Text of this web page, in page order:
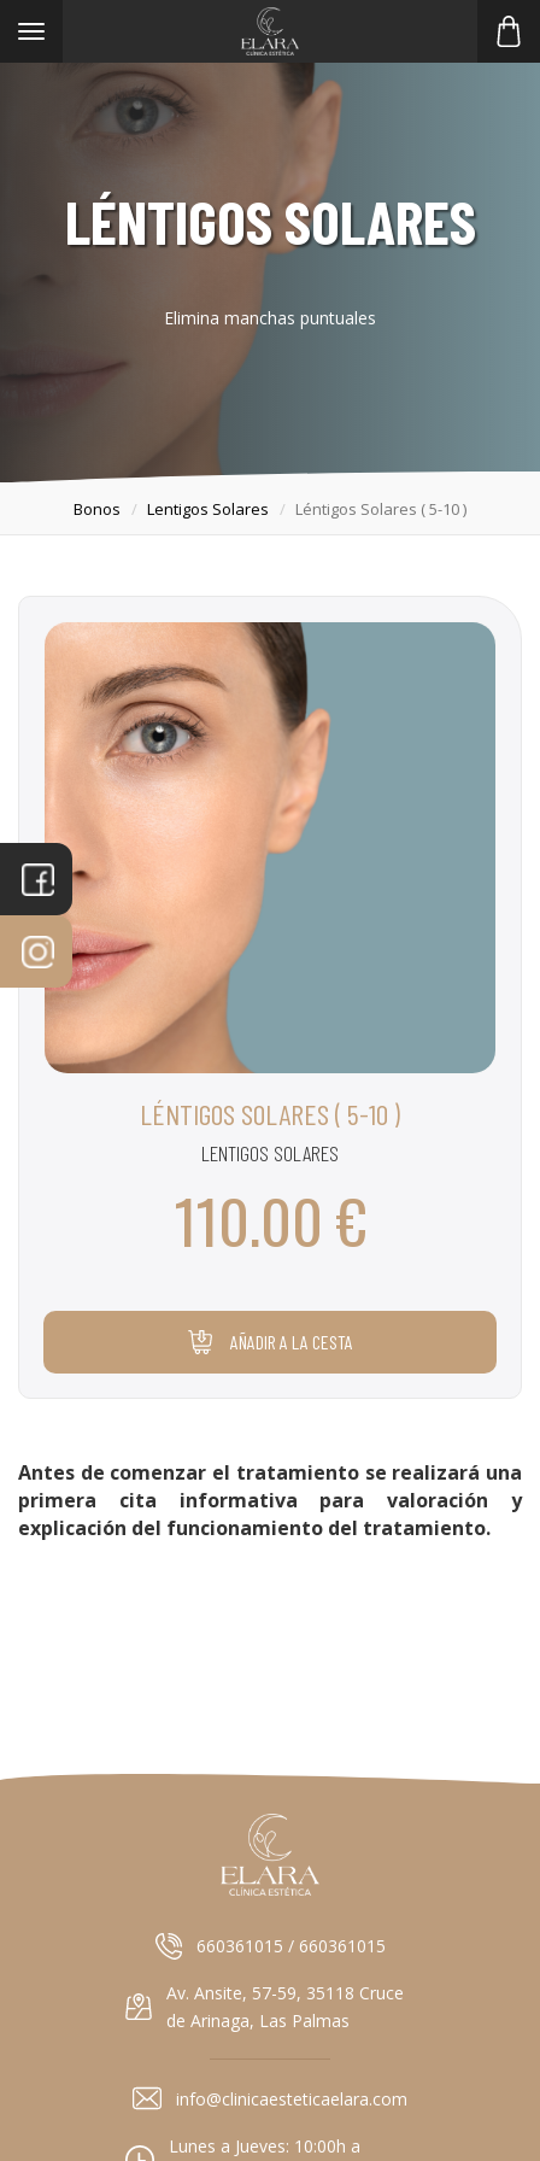
Toggle
navigation
LÉNTIGOS SOLARES
Elimina manchas puntuales
Bonos Lentigos Solares Léntigos Solares ( 5-10 )
LÉNTIGOS SOLARES ( 5-10 )
LENTIGOS SOLARES
110.00 €
AÑADIR A LA CESTA
Antes de comenzar el tratamiento se realizará una
primera cita informativa para valoración y
explicación del funcionamiento del tratamiento.
660361015 / 660361015
Av. Ansite, 57-59, 35118 Cruce
de Arinaga, Las Palmas
info@clinicaesteticaelara.com
Lunes a Jueves: 10:00h a